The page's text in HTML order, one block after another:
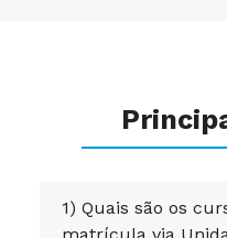
1) Quais são os